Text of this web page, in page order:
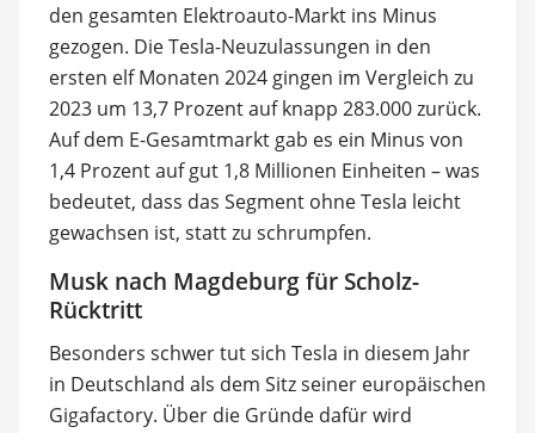
den gesamten Elektroauto-Markt ins Minus
gezogen. Die Tesla-Neuzulassungen in den
ersten elf Monaten 2024 gingen im Vergleich zu
2023 um 13,7 Prozent auf knapp 283.000 zurück.
Auf dem E-Gesamtmarkt gab es ein Minus von
1,4 Prozent auf gut 1,8 Millionen Einheiten – was
bedeutet, dass das Segment ohne Tesla leicht
gewachsen ist, statt zu schrumpfen.
Musk nach Magdeburg für Scholz-
Rücktritt
Besonders schwer tut sich Tesla in diesem Jahr
in Deutschland als dem Sitz seiner europäischen
Gigafactory. Über die Gründe dafür wird